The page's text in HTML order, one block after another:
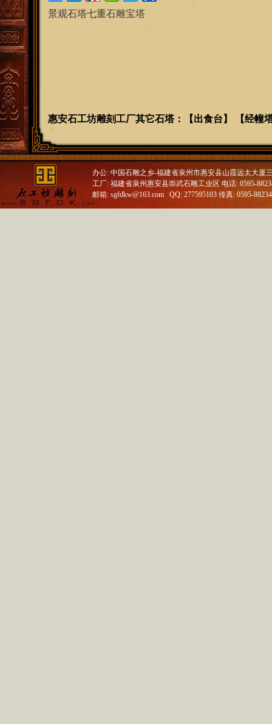
景观石塔七重石雕宝塔
惠安石工坊雕刻工厂其它石塔： 【出食台 】 【经幢
办公: 中国石雕之乡-福建省泉州市惠安县山霞远太大厦
工厂: 福建省泉州惠安县崇武石雕工业区 电话: 0595-
邮箱: sgfdkw@163.com QQ: 277595103 传真: 0595-